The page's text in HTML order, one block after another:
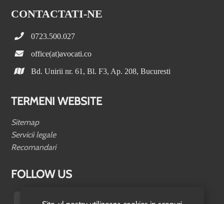
CONTACTATI-NE
0723.500.027
office(at)avocati.co
Bd. Unirii nr. 61, Bl. F3, Ap. 208, Bucuresti
TERMENI WEBSITE
Sitemap
Servicii legale
Recomandari
FOLLOW US